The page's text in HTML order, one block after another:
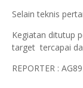
Selain teknis
Kegiatan ditutup
target tercapai
REPORTER :